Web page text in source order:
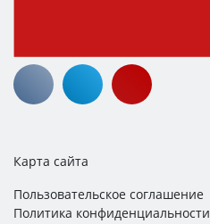
Карта сайта
Пользовательское соглашение
Политика конфиденциальности